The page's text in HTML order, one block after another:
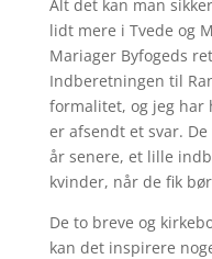
Alt det kan man
lidt mere i Tvede og
Mariager Byfogeds
Indberetningen til
formalitet, og jeg har
er afsendt et svar.
år senere, et lille
kvinder, når de fik
De to breve og
kan det inspirere